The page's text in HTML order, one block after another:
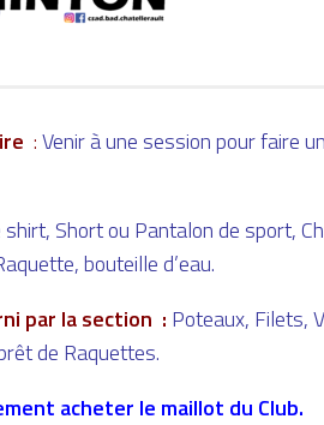
:Venir à une session pour faire
shirt, Short ou Pantalon de sport,
bouteille d’eau.
par la section : Poteaux, Filets,
de Raquettes.
acheter le maillot du Club.